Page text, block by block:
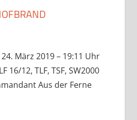
März 2019 – 19:11 Uhr
16/12, TLF, TSF, SW2000
Aus der Ferne